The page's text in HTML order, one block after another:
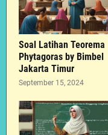
Soal Latihan Teorema
Phytagoras by Bimbel
Jakarta Timur
September 15, 2024